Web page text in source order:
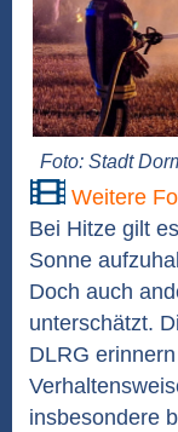
Foto: Stadt
Weitere
Bei Hitze gilt
Sonne
Doch auch
unterschätzt.
DLRG
insbesondere